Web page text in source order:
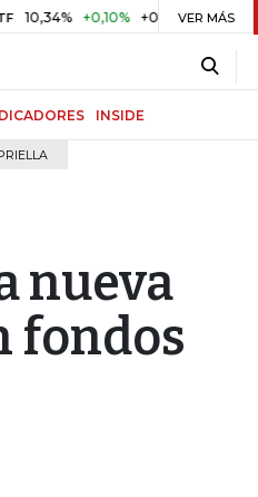
+0,10% +0,98% UVR $ 417,01
VER MÁS
INSIDE
nueva
fondos